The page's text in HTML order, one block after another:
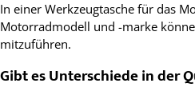
In einer Werkzeugtasche für das
Motorradmodell und -marke
mitzuführen.
Gibt es Unterschiede in der